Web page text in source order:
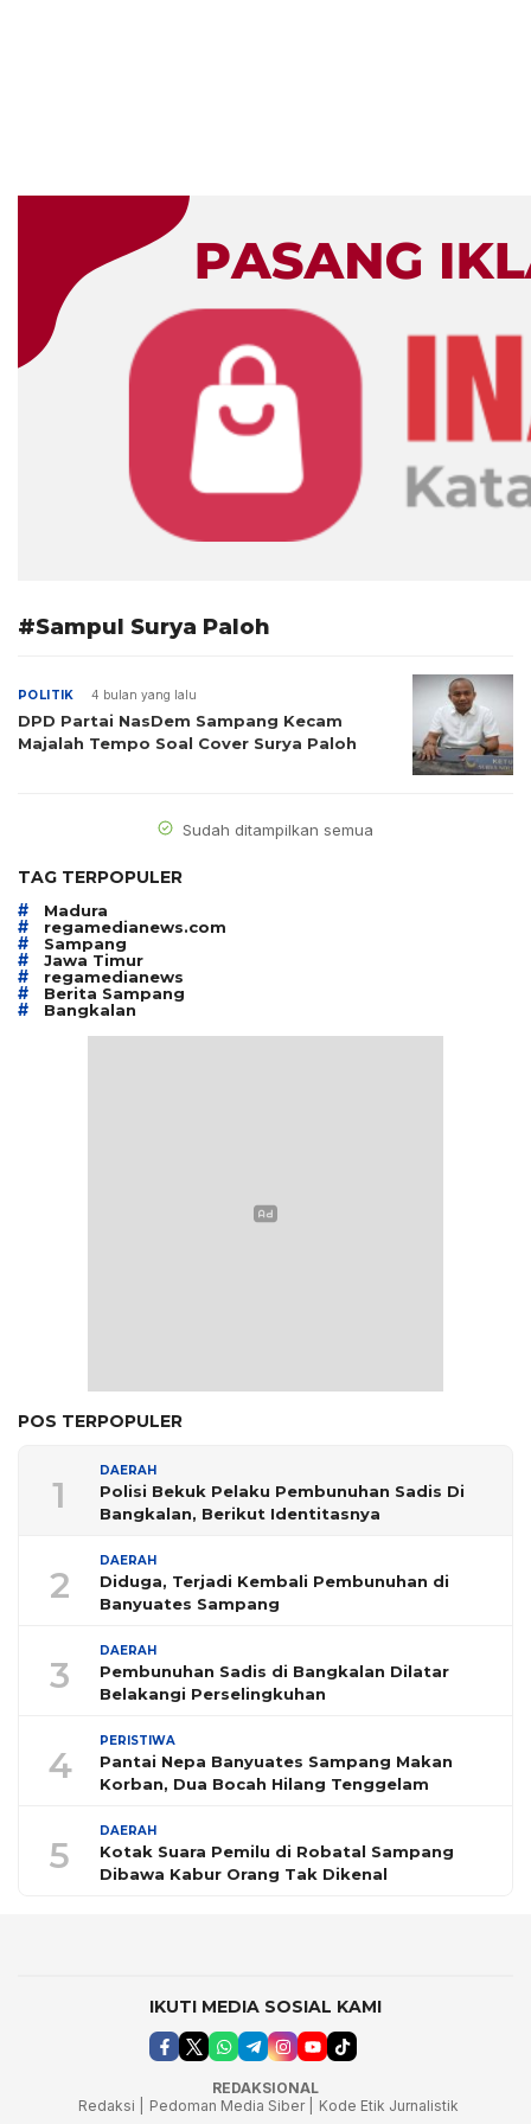
#Sampul Surya Paloh
POLITIK 4 bulan yang lalu
DPD Partai NasDem Sampang Kecam
Majalah Tempo Soal Cover Surya Paloh
Sudah ditampilkan semua
TAG TERPOPULER
# Madura
# regamedianews.com
# Sampang
# Jawa Timur
# regamedianews
# Berita Sampang
# Bangkalan
POS TERPOPULER
1
DAERAH
Polisi Bekuk Pelaku Pembunuhan Sadis Di
Bangkalan, Berikut Identitasnya
2
DAERAH
Diduga, Terjadi Kembali Pembunuhan di
Banyuates Sampang
3
DAERAH
Pembunuhan Sadis di Bangkalan Dilatar
Belakangi Perselingkuhan
4
PERISTIWA
Pantai Nepa Banyuates Sampang Makan
Korban, Dua Bocah Hilang Tenggelam
5
DAERAH
Kotak Suara Pemilu di Robatal Sampang
Dibawa Kabur Orang Tak Dikenal
IKUTI MEDIA SOSIAL KAMI
REDAKSIONAL
Redaksi |
Pedoman Media Siber | Kode Etik Jurnalistik